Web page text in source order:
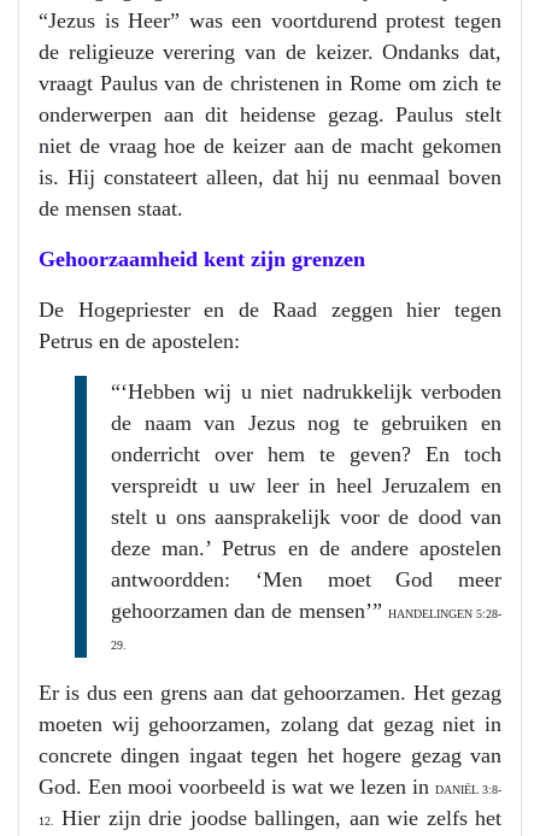
“Jezus is Heer” was een voortdurend protest tegen
de religieuze verering van de keizer. Ondanks dat,
vraagt Paulus van de christenen in Rome om zich te
onderwerpen aan dit heidense gezag. Paulus stelt
niet de vraag hoe de keizer aan de macht gekomen
is. Hij constateert alleen, dat hij nu eenmaal boven
de mensen staat.
Gehoorzaamheid kent zijn grenzen
De Hogepriester en de Raad zeggen hier tegen
Petrus en de apostelen:
“‘Hebben wij u niet nadrukkelijk verboden
de naam van Jezus nog te gebruiken en
onderricht over hem te geven? En toch
verspreidt u uw leer in heel Jeruzalem en
stelt u ons aansprakelijk voor de dood van
deze man.’ Petrus en de andere apostelen
antwoordden: ‘Men moet God meer
gehoorzamen dan de mensen’” HANDELINGEN 5:28-
29.
Er is dus een grens aan dat gehoorzamen. Het gezag
moeten wij gehoorzamen, zolang dat gezag niet in
concrete dingen ingaat tegen het hogere gezag van
God. Een mooi voorbeeld is wat we lezen in DANIËL 3:8-
12.
Hier zijn drie joodse ballingen, aan wie zelfs het